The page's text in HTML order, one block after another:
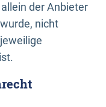
der Anbieter
nicht